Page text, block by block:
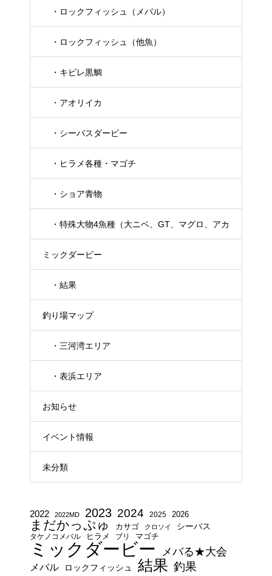
・ロックフィッシュ（メバル）
・ロックフィッシュ（他魚）
・キビレ黒鯛
・アオリイカ
・シーバスダービー
・ヒラメ各種・マゴチ
・ショア青物
・特殊大物4魚種（大ニベ、GT、マグロ、アカ
メ）
ミックダービー
・結果
釣り場マップ
・三河湾エリア
・表浜エリア
お知らせ
イベント情報
未分類
2022 2022MD 2023 2024 2025 2026
まだかっぷゅ カサゴ クロソイ シーバス
タケノコメバル ヒラメ ブリ マゴチ
ミックダービー メバる★大会
メバル ロックフィッシュ 結果 釣果